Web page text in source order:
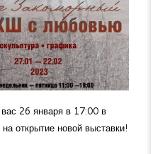
26 января в 17:00 в
открытие новой выставки!